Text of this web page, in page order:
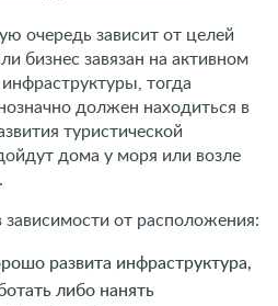
очередь зависит от целей
бизнес завязан на активном
тогда
должен находиться в
туристической
дома у моря или возле
от расположения:
развита инфраструктура,
либо нанять